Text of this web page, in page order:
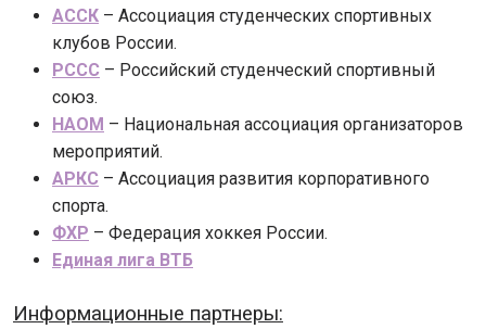
АССК – Ассоциация студенческих спортивных
клубов России.
РССС – Российский студенческий спортивный
союз.
НАОМ – Национальная ассоциация организаторов
мероприятий.
АРКС – Ассоциация развития корпоративного
спорта.
ФХР – Федерация хоккея России.
Единая лига ВТБ
Информационные партнеры: